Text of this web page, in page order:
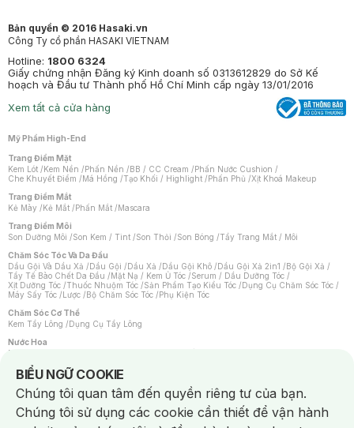
Bản quyền © 2016 Hasaki.vn
Công Ty cổ phần HASAKI VIETNAM
Hotline: 1800 6324
Giấy chứng nhận Đăng ký Kinh doanh số 0313612829 do Sở Kế
hoạch và Đầu tư Thành phố Hồ Chí Minh cấp ngày 13/01/2016
Xem tất cả cửa hàng
Mỹ Phẩm High-End
Trang Điểm Mặt
Kem Lót /Kem Nền /Phấn Nền /BB / CC Cream /Phấn Nước Cushion /
Che Khuyết Điểm /Má Hồng /Tạo Khối / Highlight /Phấn Phủ /Xịt Khoá Makeup
Trang Điểm Mắt
Kẻ Mày /Kẻ Mắt /Phấn Mắt /Mascara
Trang Điểm Môi
Son Dưỡng Môi /Son Kem / Tint /Son Thỏi /Son Bóng /Tẩy Trang Mắt / Môi
Chăm Sóc Tóc Và Da Đầu
Dầu Gội Và Dầu Xả /Dầu Gội /Dầu Xả /Dầu Gội Khô /Dầu Gội Xả 2in1 /Bộ Gội Xả /
Tẩy Tế Bào Chết Da Đầu /Mặt Nạ / Kem Ủ Tóc /Serum / Dầu Dưỡng Tóc /
Xịt Dưỡng Tóc /Thuốc Nhuộm Tóc /Sản Phẩm Tạo Kiểu Tóc /Dụng Cụ Chăm Sóc Tóc /
Máy Sấy Tóc /Lược /Bộ Chăm Sóc Tóc /Phụ Kiện Tóc
Chăm Sóc Cơ Thể
Kem Tẩy Lông /Dụng Cụ Tẩy Lông
Nước Hoa
Nước Hoa Nữ
Chăm Sóc Cá Nhân
Chống Muỗi /Khẩu Trang /Máy Massage/Mặt Nạ Xông Hơi /Nước Rửa Tay/
Sản Phẩm Chăm Sóc Khác /Bàn Chải Đánh Răng /Bàn Chải Điện/
Hỗ Trợ Trắng Răng/Kem Đánh Răng /Máy Tăm Nước/ Nước Súc Miệng/
Tăm / Chỉ Nha Khoa/ Xịt Thơm Miệng / Dung Dịch Vệ Sinh/Dưỡng Vùng Kín/
BIỂU NGỮ COOKIE
Notice about cookies usage
Chúng tôi quan tâm đến quyền riêng tư của bạn.
Chúng tôi sử dụng các cookie cần thiết để vận hành